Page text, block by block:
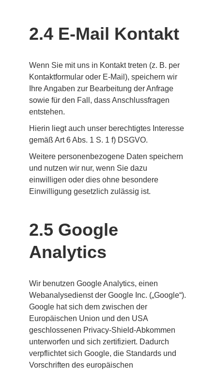
2.4 E-Mail Kontakt
Wenn Sie mit uns in Kontakt treten (z. B. per
Kontaktformular oder E-Mail), speichern wir
Ihre Angaben zur Bearbeitung der Anfrage
sowie für den Fall, dass Anschlussfragen
entstehen.
Hierin liegt auch unser berechtigtes Interesse
gemäß Art 6 Abs. 1 S. 1 f) DSGVO.
Weitere personenbezogene Daten speichern
und nutzen wir nur, wenn Sie dazu
einwilligen oder dies ohne besondere
Einwilligung gesetzlich zulässig ist.
2.5 Google
Analytics
Wir benutzen Google Analytics, einen
Webanalysedienst der Google Inc. („Google“).
Google hat sich dem zwischen der
Europäischen Union und den USA
geschlossenen Privacy-Shield-Abkommen
unterworfen und sich zertifiziert. Dadurch
verpflichtet sich Google, die Standards und
Vorschriften des europäischen